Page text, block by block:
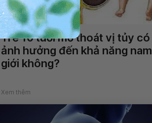
Trẻ 10 tuổi mổ thoát vị tủy có
ảnh hưởng đến khả năng nam
giới không?
Xem thêm